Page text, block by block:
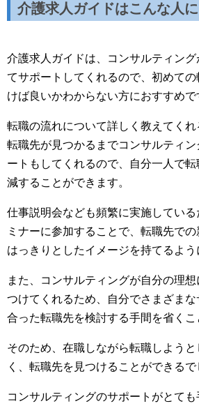
介護求人ガイドはこんな人に
介護求人ガイドは、コンサルティン
てサポートしてくれるので、初めて
けば良いかわからない方におすすめで
転職の流れについて詳しく教えてくれ
転職先が見つかるまでコンサルティ
ートもしてくれるので、自分一人で
減することができます。
仕事説明会なども頻繁に実施してい
ミナーに参加することで、転職先で
はっきりとしたイメージを持てるよう
また、コンサルティングが自分の理
つけてくれるため、自分でさまざま
合った転職先を検討する手間を省くこ
そのため、在職しながら転職しよう
く、転職先を見つけることができるで
コンサルティングのサポートがとて